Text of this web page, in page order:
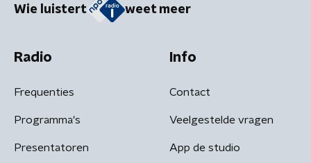
Wie luistert weet meer
Radio
Frequenties
Programma's
Presentatoren
Info
Contact
Veelgestelde vragen
App de studio